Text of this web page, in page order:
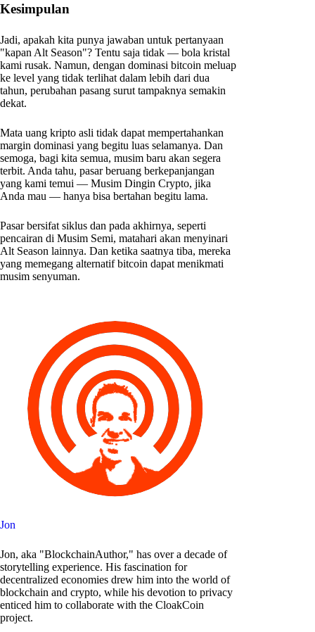
Kesimpulan
Jadi, apakah kita punya jawaban untuk pertanyaan
"kapan Alt Season"? Tentu saja tidak — bola kristal
kami rusak. Namun, dengan dominasi bitcoin meluap
ke level yang tidak terlihat dalam lebih dari dua
tahun, perubahan pasang surut tampaknya semakin
dekat.
Mata uang kripto asli tidak dapat mempertahankan
margin dominasi yang begitu luas selamanya. Dan
semoga, bagi kita semua, musim baru akan segera
terbit. Anda tahu, pasar beruang berkepanjangan
yang kami temui — Musim Dingin Crypto, jika
Anda mau — hanya bisa bertahan begitu lama.
Pasar bersifat siklus dan pada akhirnya, seperti
pencairan di Musim Semi, matahari akan menyinari
Alt Season lainnya. Dan ketika saatnya tiba, mereka
yang memegang alternatif bitcoin dapat menikmati
musim senyuman.
Jon
Jon, aka "BlockchainAuthor," has over a decade of
storytelling experience. His fascination for
decentralized economies drew him into the world of
blockchain and crypto, while his devotion to privacy
enticed him to collaborate with the CloakCoin
project.